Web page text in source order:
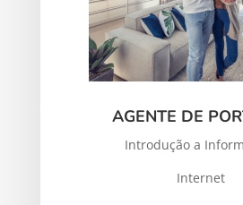
AGENTE DE
Introdução a
Internet